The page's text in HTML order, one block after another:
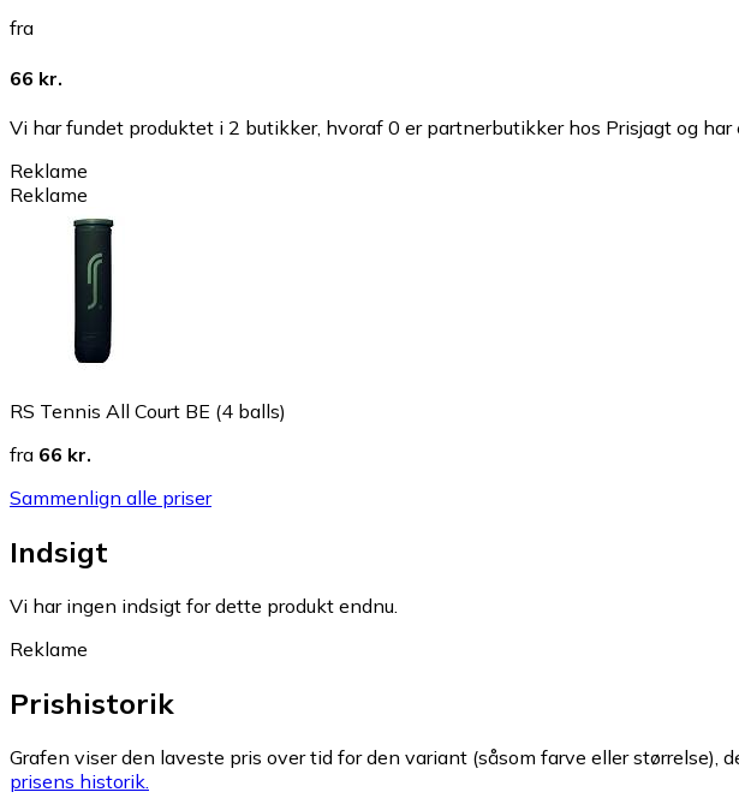
fra
66 kr.
Vi har fundet produktet i 2 butikker, hvoraf 0 er partnerbutikker hos Prisjagt og
Reklame
Reklame
RS Tennis All Court BE (4 balls)
fra 66 kr.
Sammenlign alle priser
Indsigt
Vi har ingen indsigt for dette produkt endnu.
Reklame
Prishistorik
Grafen viser den laveste pris over tid for den variant (såsom farve eller
prisens historik.